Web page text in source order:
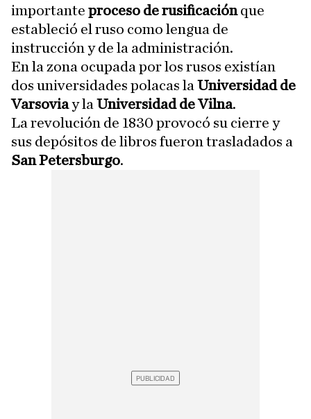
importante proceso de rusificaciónque
estableció el ruso como lengua de
instrucción y de la administración.
En la zona ocupada por los rusos existían
dos universidades polacas la Universidad de
Varsoviay la Universidad de Vilna.
La revolución de 1830 provocó su cierre y
sus depósitos de libros fueron trasladados a
San Petersburgo.